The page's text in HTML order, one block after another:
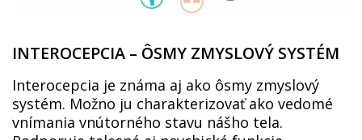
INTEROCEPCIA – ÔSMY ZMYSLOVÝ SYSTÉM
Interocepcia je známa aj ako ôsmy zmyslový
systém. Možno ju charakterizovať ako vedomé
vnímania vnútorného stavu nášho tela.